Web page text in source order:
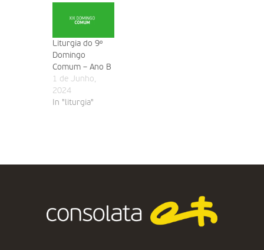
Liturgia do 9º
Domingo
Comum – Ano B
1 de Junho,
2024
In "liturgia"